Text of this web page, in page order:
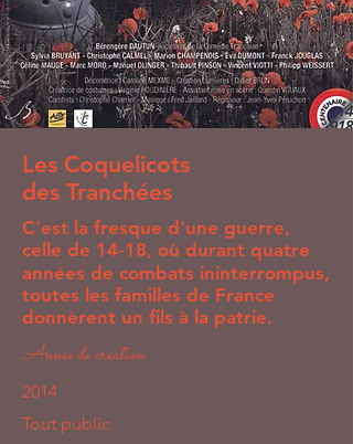
Les Coquelicots
des Tranchées
C'est la fresque d'une guerre,
celle de 14‐18, où durant quatre
années de combats ininterrompus,
toutes les familles de France
donnèrent un fils à la patrie.
Année de création
2014
Tout public